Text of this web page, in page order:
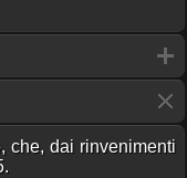
che, dai rinvenimenti